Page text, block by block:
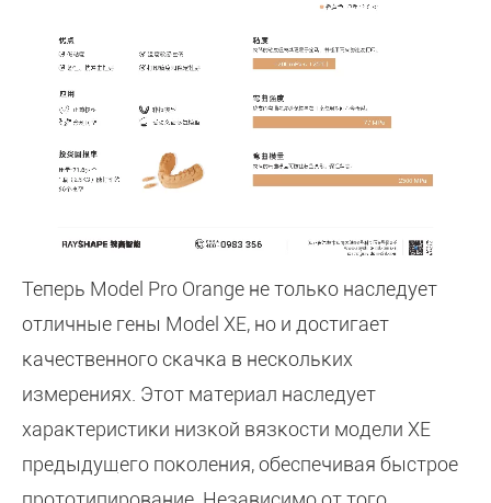
Теперь Model Pro Orange не только наследует
отличные гены Model XE, но и достигает
качественного скачка в нескольких
измерениях. Этот материал наследует
характеристики низкой вязкости модели XE
предыдущего поколения, обеспечивая быстрое